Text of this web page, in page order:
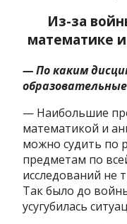
Из-за
математике
— По каким
— Наибольшие
математикой и
можно судить по
предметам по
исследований не
Так было до
усугубилась